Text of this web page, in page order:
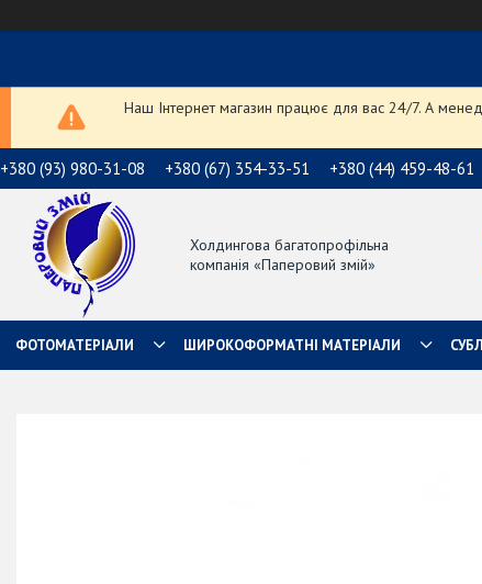
Наш Інтернет магазин працює для вас 24/7. А
+380 (93) 980-31-08 +380 (67) 354-33-51 +380 (44) 459-48-61
Холдингова багатопрофільна
компанія «Паперовий змій»
ФОТОМАТЕРІАЛИ ШИРОКОФОРМАТНІ МАТЕРІАЛИ